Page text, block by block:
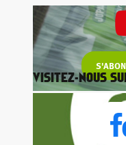
VISITEZ-NOUS